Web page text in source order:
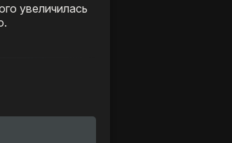
увеличилась